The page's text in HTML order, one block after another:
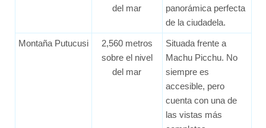
del mar
panorámica perfecta
de la ciudadela.
Montaña Putucusi
2,560 metros
sobre el nivel
del mar
Situada frente a
Machu Picchu. No
siempre es
accesible, pero
cuenta con una de
las vistas más